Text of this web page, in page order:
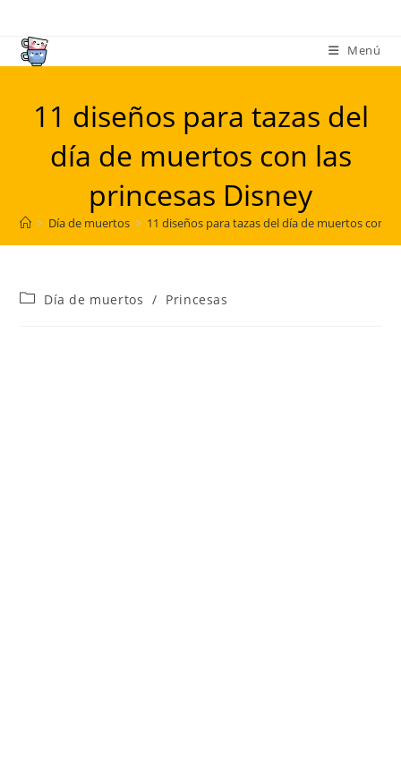
contenido
Menú
11 diseños para tazas del
día de muertos con las
princesas Disney
> Día de muertos > 11 diseños para tazas del día de muertos con
Categoría
Día de muertos / Princesas